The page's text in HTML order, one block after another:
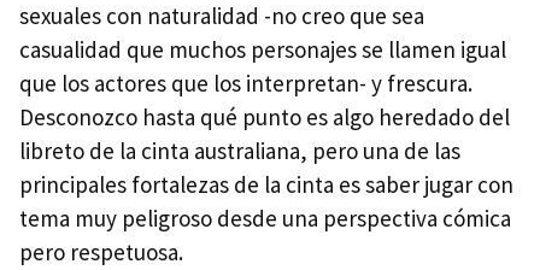
sexuales con naturalidad -no creo que sea
casualidad que muchos personajes se llamen igual
que los actores que los interpretan- y frescura.
Desconozco hasta qué punto es algo heredado del
libreto de la cinta australiana, pero una de las
principales fortalezas de la cinta es saber jugar con
tema muy peligroso desde una perspectiva cómica
pero respetuosa.